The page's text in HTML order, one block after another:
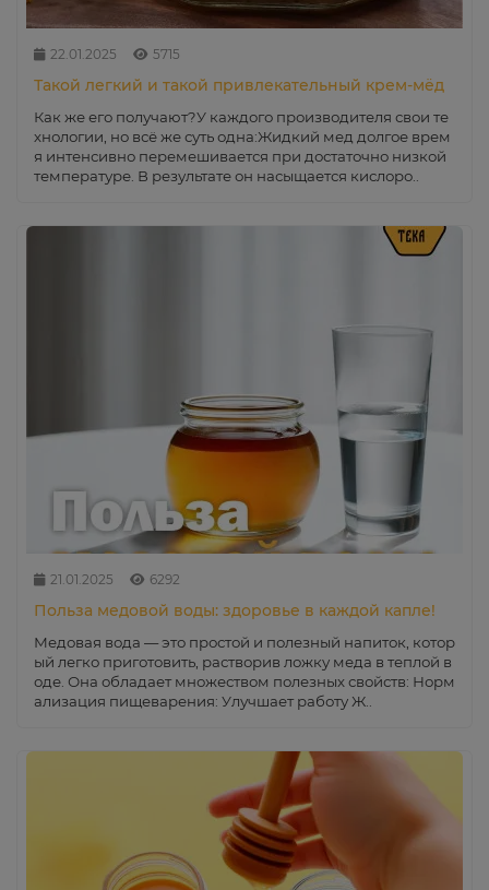
22.01.2025 5715
Такой легкий и такой привлекательный крем-мёд
Как же его получают?У каждого производителя свои те
хнологии, но всё же суть одна:Жидкий мед долгое врем
я интенсивно перемешивается при достаточно низкой
температуре. В результате он насыщается кислоро..
21.01.2025 6292
Польза медовой воды: здоровье в каждой капле!
Медовая вода — это простой и полезный напиток, котор
ый легко приготовить, растворив ложку меда в теплой в
оде. Она обладает множеством полезных свойств: Норм
ализация пищеварения: Улучшает работу Ж..